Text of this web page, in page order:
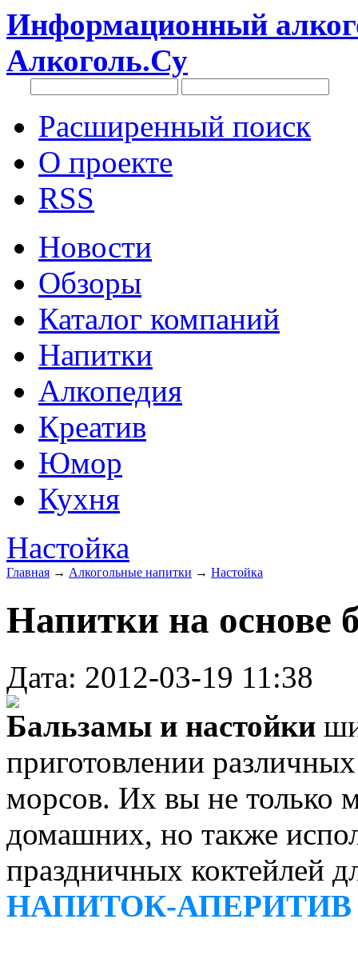
Информационный
Алкоголь.Су
Расширенный поиск
О проекте
RSS
Новости
Обзоры
Каталог компаний
Напитки
Алкопедия
Креатив
Юмор
Кухня
Настойка
Главная → Алкогольные напитки → Настойка
Напитки на основе
Дата: 2012-03-19 11:38
Бальзамы и настойки
приготовлении
морсов. Их вы не только
домашних, но также
праздничных коктейлей
НАПИТОК-